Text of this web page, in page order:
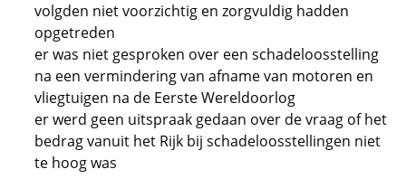
volgden niet voorzichtig en zorgvuldig hadden
opgetreden
er was niet gesproken over een schadeloosstelling
na een vermindering van afname van motoren en
vliegtuigen na de Eerste Wereldoorlog
er werd geen uitspraak gedaan over de vraag of het
bedrag vanuit het Rijk bij schadeloosstellingen niet
te hoog was